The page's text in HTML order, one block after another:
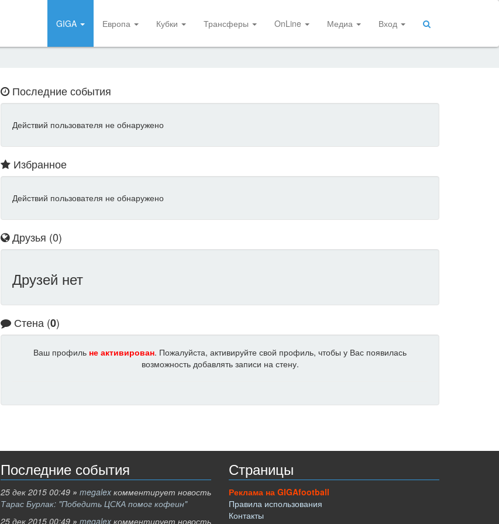
GIGA Европа Кубки Трансферы OnLine Медиа Вход
Последние события
Действий пользователя не обнаружено
Избранное
Действий пользователя не обнаружено
Друзья (0)
Друзей нет
Стена (0)
Ваш профиль не активирован. Пожалуйста, активируйте свой профиль, чтобы у Вас появилась
возможность добавлять записи на стену.
Последние события
25 дек 2015 00:49 » megalex комментирует новость
Тарас Бурлак: "Победить ЦСКА помог кофеин"
25 дек 2015 00:49 » megalex комментирует новость
Страницы
Реклама на GIGAfootball
Правила использования
Контакты